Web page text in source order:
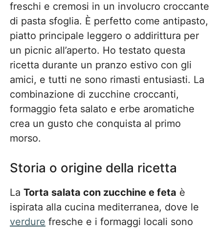
freschi e cremosi in un involucro croccante
di pasta sfoglia. È perfetto come antipasto,
piatto principale leggero o addirittura per
un picnic all’aperto. Ho testato questa
ricetta durante un pranzo estivo con gli
amici, e tutti ne sono rimasti entusiasti. La
combinazione di zucchine croccanti,
formaggio feta salato e erbe aromatiche
crea un gusto che conquista al primo
morso.
Storia o origine della ricetta
La Torta salata con zucchine e feta è
ispirata alla cucina mediterranea, dove le
verdure fresche e i formaggi locali sono